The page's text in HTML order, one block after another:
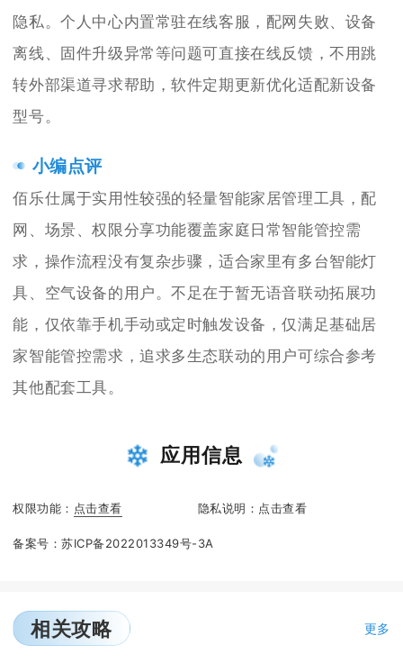
隐私。个人中心内置常驻在线客服，配网失败、设备
离线、固件升级异常等问题可直接在线反馈，不用跳
转外部渠道寻求帮助，软件定期更新优化适配新设备
型号。
小编点评
佰乐仕属于实用性较强的轻量智能家居管理工具，配
网、场景、权限分享功能覆盖家庭日常智能管控需
求，操作流程没有复杂步骤，适合家里有多台智能灯
具、空气设备的用户。不足在于暂无语音联动拓展功
能，仅依靠手机手动或定时触发设备，仅满足基础居
家智能管控需求，追求多生态联动的用户可综合参考
其他配套工具。
应用信息
权限功能： 点击查看 隐私说明： 点击查看
备案号：苏ICP备2022013349号-3A
相关攻略 更多